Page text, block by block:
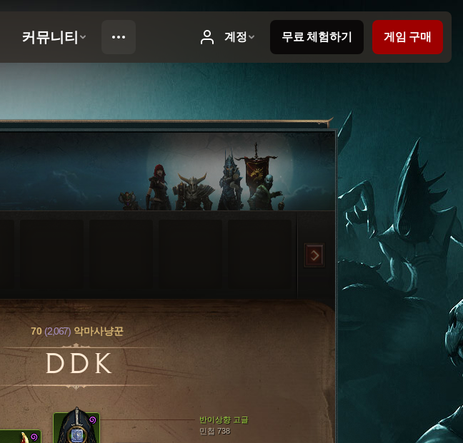
70 (2,067)악마사냥꾼
DDK
반이상향 고글
민첩 738